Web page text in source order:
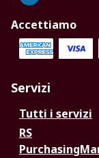
Accettiamo
Servizi
Tutti i servizi
RS